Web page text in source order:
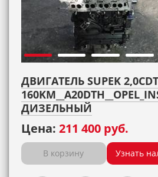
ДВИГАТЕЛЬ SUPEK
ДИЗЕЛЬНЫЙ
Цена: 211 400 руб.
В корзину Узнать